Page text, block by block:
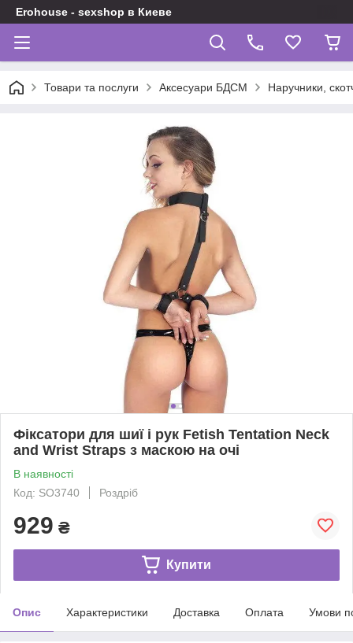
Erohouse - sexshop в Киеве
Товари та послуги Аксесуари БДСМ Наручники,
Фіксатори для шиї і рук Fetish Tentation Neck
and Wrist Straps з маскою на очі
В наявності
Код: SO3740
Роздріб
929 ₴
Купити
Опис Характеристики Доставка Оплата Умови